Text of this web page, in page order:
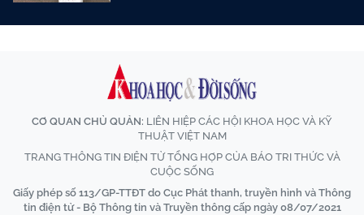
CƠ QUAN CHỦ QUẢN: LIÊN HIỆP CÁC HỘI KHOA HỌC VÀ KỸ
THUẬT VIỆT NAM
TRANG THÔNG TIN ĐIỆN TỬ TỔNG HỢP CỦA BÁO TRI THỨC VÀ
CUỘC SỐNG
Giấy phép số 113/GP-TTĐT do Cục Phát thanh, truyền hình và Thông
tin điện tử - Bộ Thông tin và Truyền thông cấp ngày 08/07/2021